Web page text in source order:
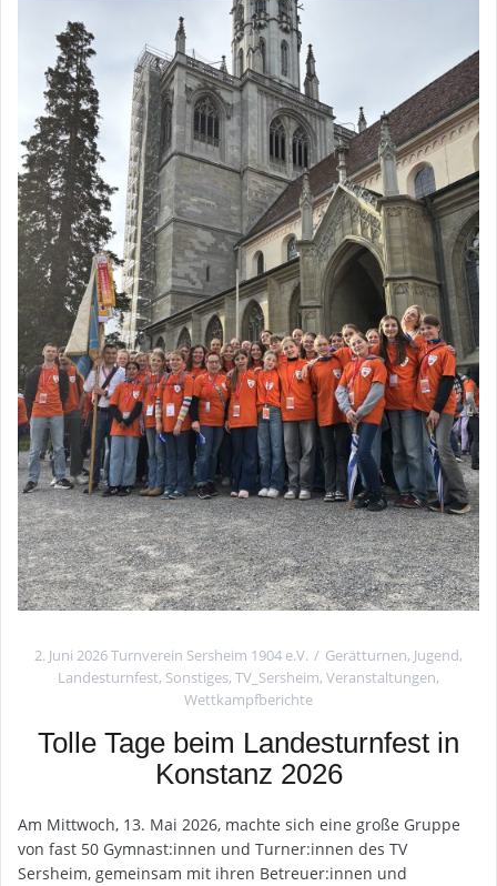
2. Juni 2026Turnverein Sersheim 1904 e.V. Gerätturnen, Jugend,
Landesturnfest, Sonstiges, TV_Sersheim, Veranstaltungen,
Wettkampfberichte
Tolle Tage beim Landesturnfest in
Konstanz 2026
Am Mittwoch, 13. Mai 2026, machte sich eine große Gruppe
von fast 50 Gymnast:innen und Turner:innen des TV
Sersheim, gemeinsam mit ihren Betreuer:innen und